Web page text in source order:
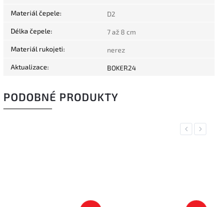
Materiál čepele: D2
Délka čepele: 7 až 8 cm
Materiál rukojeti: nerez
Aktualizace: BOKER24
PODOBNÉ PRODUKTY
Previous
Next